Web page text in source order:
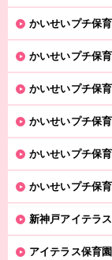
かいせいプチ保
かいせいプチ保
かいせいプチ保
かいせいプチ保
かいせいプチ保
かいせいプチ保
新神戸アイテラ
アイテラス保育